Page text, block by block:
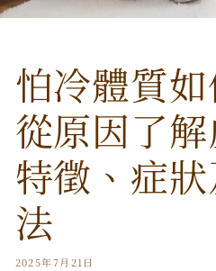
怕冷體質如
從原因了
特徵、症
法
2025年7月21日